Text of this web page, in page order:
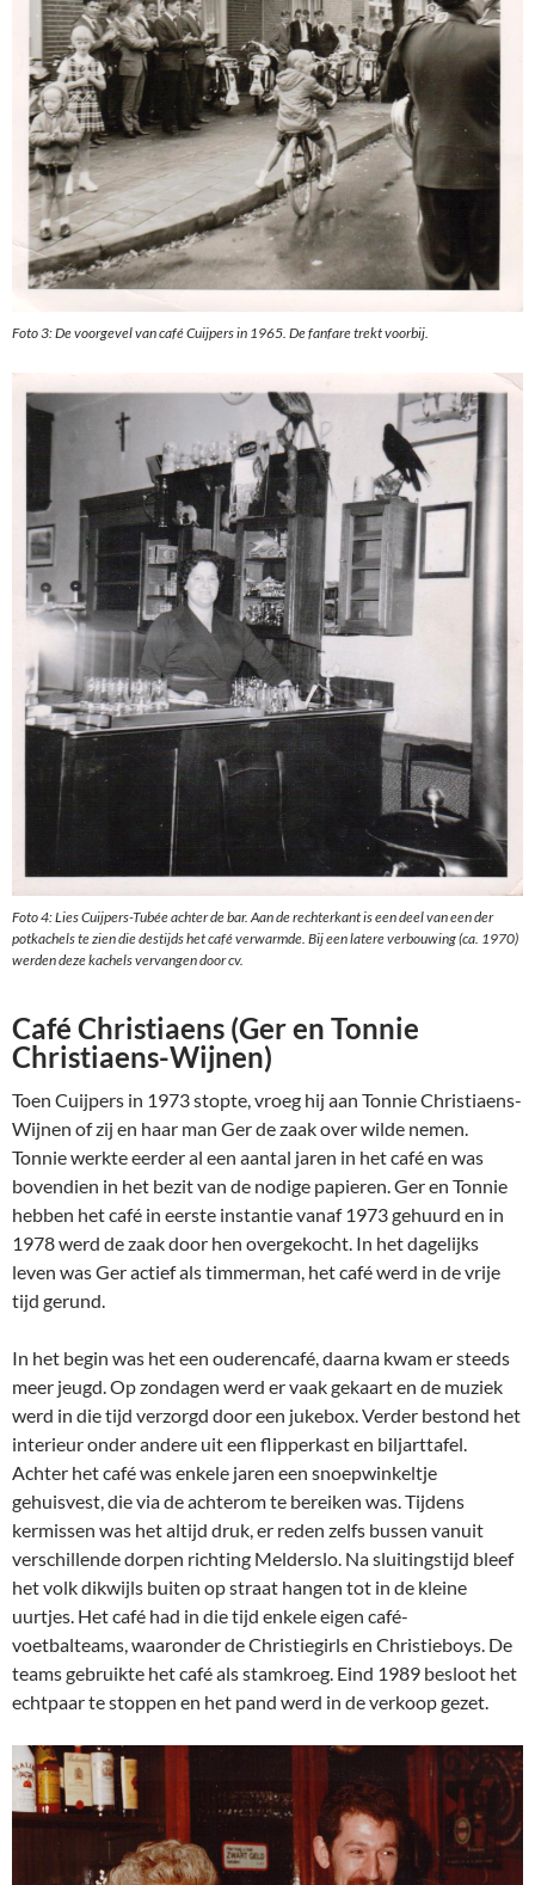
Foto 3: De voorgevel van café Cuijpers in 1965. De fanfare trekt voorbij.
Foto 4: Lies Cuijpers-Tubée achter de bar. Aan de rechterkant is een deel van een der
potkachels te zien die destijds het café verwarmde. Bij een latere verbouwing (ca. 1970)
werden deze kachels vervangen door cv.
Café Christiaens (Ger en Tonnie
Christiaens-Wijnen)
Toen Cuijpers in 1973 stopte, vroeg hij aan Tonnie Christiaens-
Wijnen of zij en haar man Ger de zaak over wilde nemen.
Tonnie werkte eerder al een aantal jaren in het café en was
bovendien in het bezit van de nodige papieren. Ger en Tonnie
hebben het café in eerste instantie vanaf 1973 gehuurd en in
1978 werd de zaak door hen overgekocht. In het dagelijks
leven was Ger actief als timmerman, het café werd in de vrije
tijd gerund.
In het begin was het een ouderencafé, daarna kwam er steeds
meer jeugd. Op zondagen werd er vaak gekaart en de muziek
werd in die tijd verzorgd door een jukebox. Verder bestond het
interieur onder andere uit een flipperkast en biljarttafel.
Achter het café was enkele jaren een snoepwinkeltje
gehuisvest, die via de achterom te bereiken was. Tijdens
kermissen was het altijd druk, er reden zelfs bussen vanuit
verschillende dorpen richting Melderslo. Na sluitingstijd bleef
het volk dikwijls buiten op straat hangen tot in de kleine
uurtjes. Het café had in die tijd enkele eigen café-
voetbalteams, waaronder de Christiegirls en Christieboys. De
teams gebruikte het café als stamkroeg. Eind 1989 besloot het
echtpaar te stoppen en het pand werd in de verkoop gezet.